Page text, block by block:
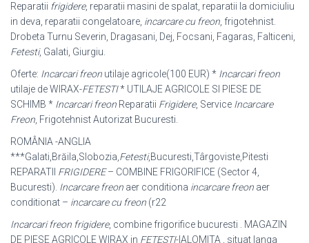
Reparatii frigidere, reparatii masini de spalat, reparatii la domiciuliu
in deva, reparatii congelatoare, incarcare cu freon , frigotehnist.
Drobeta Turnu Severin, Dragasani, Dej, Focsani, Fagaras, Falticeni,
Fetesti, Galati, Giurgiu.
Oferte: Incarcari freon utilaje agricole(100 EUR) * Incarcari freon
utilaje de WIRAX-FETESTI* UTILAJE AGRICOLE SI PIESE DE
SCHIMB * Incarcari freon Reparatii Frigidere, Service Incarcare
Freon , Frigotehnist Autorizat Bucuresti.
ROMÂNIA -ANGLIA
***Galati,Brăila,Slobozia, Fetesti,Bucuresti,Târgoviste,Pitesti
REPARATII FRIGIDERE– COMBINE FRIGORIFICE (Sector 4,
Bucuresti). Incarcare freon aer conditiona incarcare freon aer
conditionat – incarcare cu freon (r22
Incarcari freon frigidere, combine frigorifice bucuresti . MAGAZIN
DE PIESE AGRICOLE WIRAX in FETESTI-IALOMITA , situat langa